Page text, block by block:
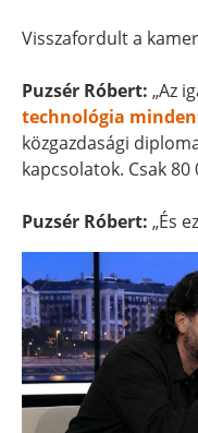
Visszafordult a
Puzsér Róbert: „Az
technológia
közgazdasági
kapcsolatok. Csak
Puzsér Róbert: „És